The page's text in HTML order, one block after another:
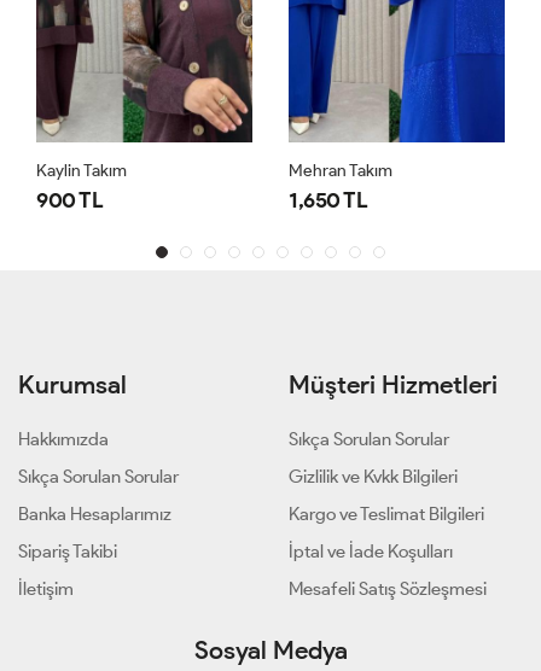
Kaylin Takım
900 TL
Mehran Takım
1,650 TL
Kurumsal
Hakkımızda
Sıkça Sorulan Sorular
Banka Hesaplarımız
Sipariş Takibi
İletişim
Müşteri Hizmetleri
Sıkça Sorulan Sorular
Gizlilik ve Kvkk Bilgileri
Kargo ve Teslimat Bilgileri
İptal ve İade Koşulları
Mesafeli Satış Sözleşmesi
Sosyal Medya